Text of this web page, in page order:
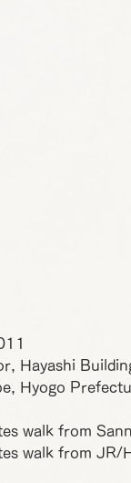
Hayashi
Hyogo
walk from
walk from JR/